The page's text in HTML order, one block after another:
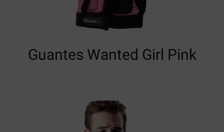
Guantes Wanted Girl Pink